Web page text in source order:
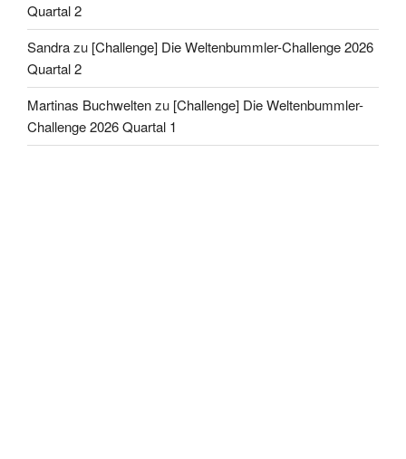
Quartal 2
Sandrazu [Challenge] Die Weltenbummler-Challenge 2026
Quartal 2
Martinas Buchweltenzu [Challenge] Die Weltenbummler-
Challenge 2026 Quartal 1